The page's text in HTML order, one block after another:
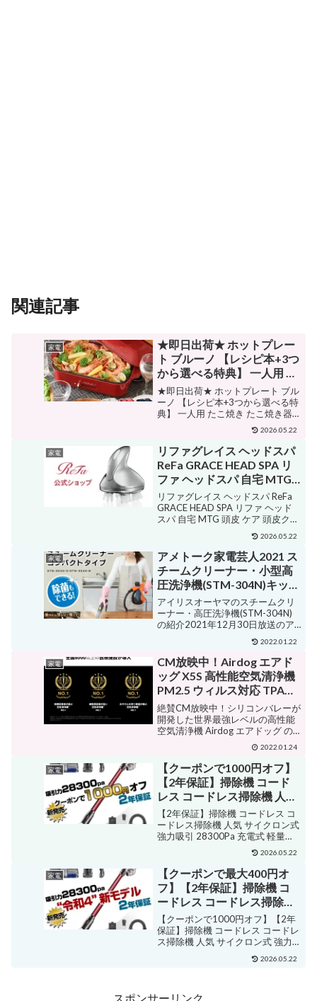
関連記事
家電
★即日出荷★ ホットプレー
ト ブルーノ 【レシピ本+3つ
から選べる特典】 一人用 た
こ焼き たこ焼き器 コンパク
ト おしゃれ 焼肉 小型 小さ
め 一人 ミニ グリル鍋 琺瑯
風 電気 コンパクトホットプ
レート 電気プレート キッチ
ン家電 おしゃれ ヒルナンデ
ス BRUNO BOE021
★即日出荷★ ホットプレート ブル
ーノ 【レシピ本+3つから選べる特
典】 一人用 たこ焼き たこ焼き器
コンパクト おしゃれ 焼肉 小型 小
さめ 一人 ミニ グリル鍋 琺瑯風 電
気 コンパクトホットプレート 電気
プレート キッチン家電 おし...
2026.05.22
家電
リファグレイス ヘッドスパ
ReFa GRACE HEAD SPA リ
ファ ヘッドスパ 自宅 MTG
頭皮 ケア 頭皮クレンジング
美容家電 公式 正規品 P10
リファグレイス ヘッドスパ ReFa
GRACE HEAD SPA リファ ヘッド
スパ 自宅 MTG 頭皮 ケア 頭皮クレ
P10 販売価格¥32,780ショップ名
MTG ONLINESHOPジャンル電動
頭皮...
2026.05.22
家電
アメトーク家電芸人2021 ス
チームクリーナー・小型高
圧洗浄機(STM-304N)キッチ
ン・お風呂・サッシなど
に！
アイリスオーヤマのスチームクリ
ーナー・高圧洗浄機(STM-304N)
の紹介2021年12月30日放送のア
メトーーク家電芸人でアイリスオ
ーヤマ製の「スチームクリーナー
(小型高圧洗浄機)(STM-304N)」が
紹介されました正式名称は、「ス
チー...
2022.01.22
家電
CM放映中！Airdog エアド
ッグ X5S 高性能空気清浄機
PM2.5 ウィルス対応 TPAフ
ィルター
絶賛CM放映中！シリコンバレーが
開発した世界最強レベルの高性能
空気清浄機 Airdog エアドッグ の
ご紹介冒頭から凄い謳い文句です
が、シリコンバレーが開発した世
界最強レベルの空気清浄機を3機種
ご紹介しますCM放映中の為、売り
切れ必至かも！...
2022.01.24
家電
【クーポンで1000円オフ】
【2年保証】掃除機 コード
レス コードレス掃除機 人気
サイクロン式 強力吸引
28300Pa 充電式 軽量 Orage
X80 ハンディ掃除機 スティ
ック 一人暮らし ジェネリッ
ク家電【送料無料】
【2年保証】掃除機 コードレス コ
ードレス掃除機 人気 サイクロン式
強力吸引 28300Pa 充電式 軽量
Orage X80 ハンディ掃除機 スティ
ック 一人暮らし ジェネリック家電
【送料無料】 販売価格¥16,900シ
ョップ名ナノビッ...
2026.05.22
家電
【クーポンで最大400円オ
フ】【2年保証】掃除機 コ
ードレス コードレス掃除機
人気 サイクロン式 強力吸引
28300Pa 充電式 軽量 Orage
X80 ハンディ掃除機 スティ
ック 一人暮らし ジェネリッ
【クーポンで1000円オフ】【2年
保証】掃除機 コードレス コードレ
ス掃除機 人気 サイクロン式 強力
吸引 28300Pa 充電式 軽量 Orage
X80 ハンディ掃除機 スティック 一
2026.05.22
スポンサーリンク